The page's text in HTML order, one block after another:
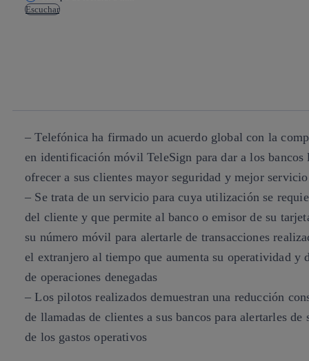
Escuchar
– Telefónica ha firmado un acuerdo global con la
en identificación móvil TeleSign para dar a los bancos
ofrecer a sus clientes mayor seguridad y mejor servicio
– Se trata de un servicio para cuya utilización se
del cliente y que permite al banco o emisor de su
su número móvil para alertarle de transacciones
el extranjero al tiempo que aumenta su operatividad y
de operaciones denegadas
– Los pilotos realizados demuestran una reducción
de llamadas de clientes a sus bancos para alertarles de
de los gastos operativos